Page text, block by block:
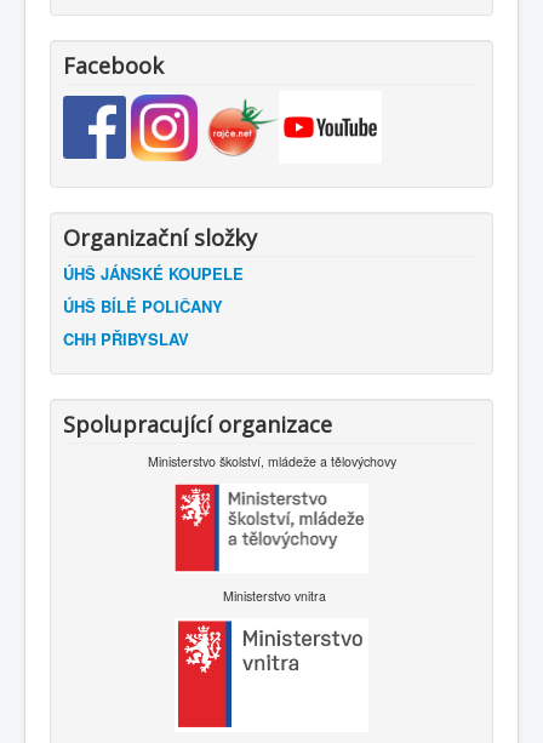
Facebook
Organizační složky
ÚHŠ JÁNSKÉ KOUPELE
ÚHŠ BÍLÉ POLIČANY
CHH PŘIBYSLAV
Spolupracující organizace
Ministerstvo školství, mládeže a tělovýchovy
Ministerstvo vnitra